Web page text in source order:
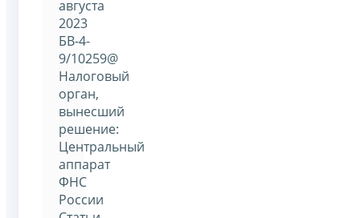
августа
2023
БВ-4-
9/10259@
Налоговый
орган,
вынесший
решение:
Центральный
аппарат
ФНС
России